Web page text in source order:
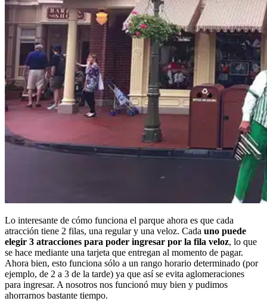
Lo interesante de cómo funciona el parque ahora es que cada
atracción tiene 2 filas, una regular y una veloz. Cada uno puede
elegir 3 atracciones para poder ingresar por la fila veloz, lo que
se hace mediante una tarjeta que entregan al momento de pagar.
Ahora bien, esto funciona sólo a un rango horario determinado (por
ejemplo, de 2 a 3 de la tarde) ya que así se evita aglomeraciones
para ingresar. A nosotros nos funcionó muy bien y pudimos
ahorrarnos bastante tiempo.